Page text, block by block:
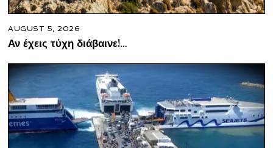
AUGUST 5, 2026
Αν έχεις τύχη διάβαινε!…